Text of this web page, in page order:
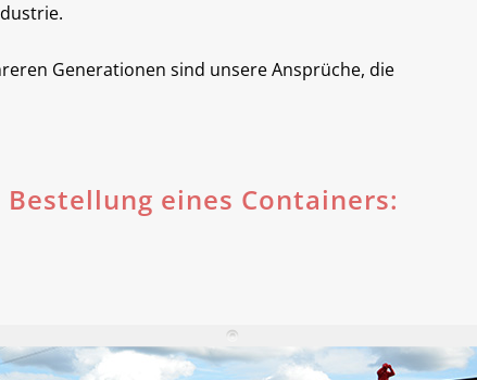
Generationen sind unsere Ansprüche, die
eines Containers: